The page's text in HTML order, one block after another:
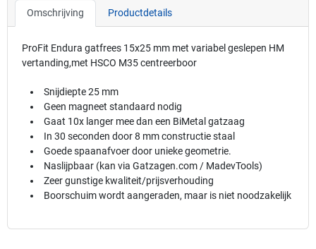
Omschrijving Productdetails
ProFit Endura gatfrees 15x25 mm met variabel geslepen HM
vertanding,met HSCO M35 centreerboor
Snijdiepte 25 mm
Geen magneet standaard nodig
Gaat 10x langer mee dan een BiMetal gatzaag
In 30 seconden door 8 mm constructie staal
Goede spaanafvoer door unieke geometrie.
Naslijpbaar (kan via Gatzagen.com / MadevTools)
Zeer gunstige kwaliteit/prijsverhouding
Boorschuim wordt aangeraden, maar is niet noodzakelijk